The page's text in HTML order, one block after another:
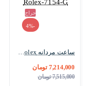
حراج
-4%
ساعت مردانه Rolex دورنگ طلایی صفحه سبز ایندکس یونانی Rolex-7154-G
7,214,000 تومان
7,515,000 تومان